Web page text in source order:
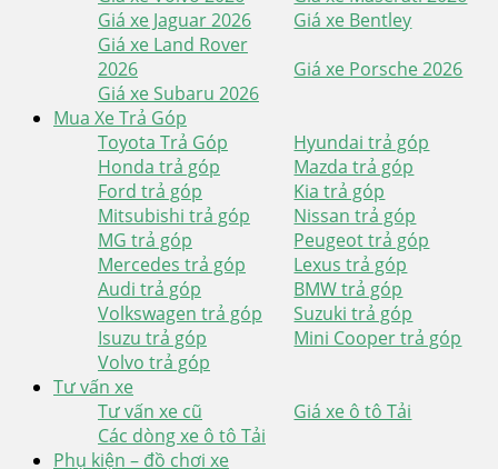
Giá xe Jaguar 2026
Giá xe Bentley
Giá xe Land Rover
2026
Giá xe Porsche 2026
Giá xe Subaru 2026
Mua Xe Trả Góp
Toyota Trả Góp
Hyundai trả góp
Honda trả góp
Mazda trả góp
Ford trả góp
Kia trả góp
Mitsubishi trả góp
Nissan trả góp
MG trả góp
Peugeot trả góp
Mercedes trả góp
Lexus trả góp
Audi trả góp
BMW trả góp
Volkswagen trả góp
Suzuki trả góp
Isuzu trả góp
Mini Cooper trả góp
Volvo trả góp
Tư vấn xe
Tư vấn xe cũ
Giá xe ô tô Tải
Các dòng xe ô tô Tải
Phụ kiện – đồ chơi xe